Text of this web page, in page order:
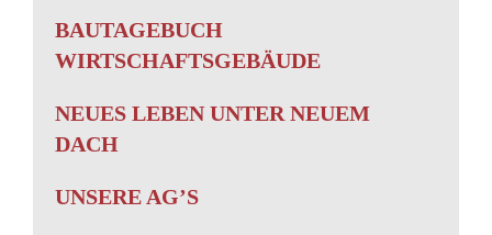
BAUTAGEBUCH
WIRTSCHAFTSGEBÄUDE
NEUES LEBEN UNTER NEUEM
DACH
UNSERE AG’S